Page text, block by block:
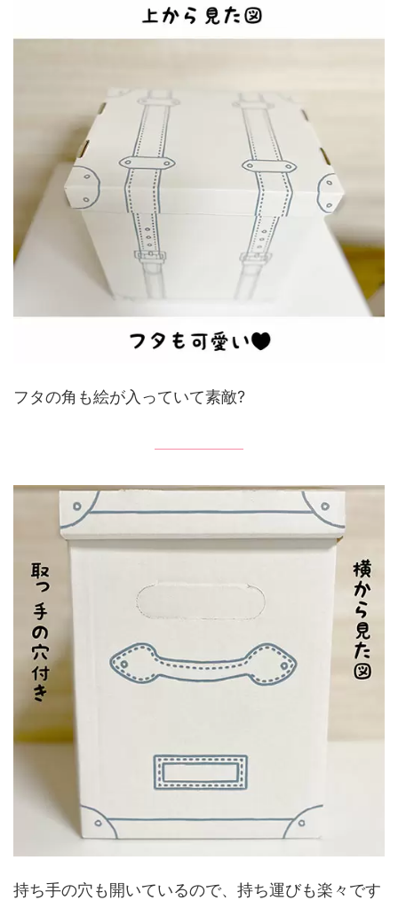
フタの角も絵が入っていて素敵?
持ち手の穴も開いているので、持ち運びも楽々です